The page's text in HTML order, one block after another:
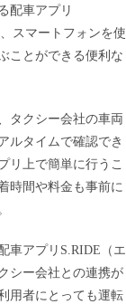
配車アプリ
スマートフォンを使
ことができる便利な
タクシー会社の車両
ルタイムで確認でき
リ上で簡単に行うこ
時間や料金も事前に
車アプリS.RIDE（エ
シー会社との連携が
用者にとっても運転